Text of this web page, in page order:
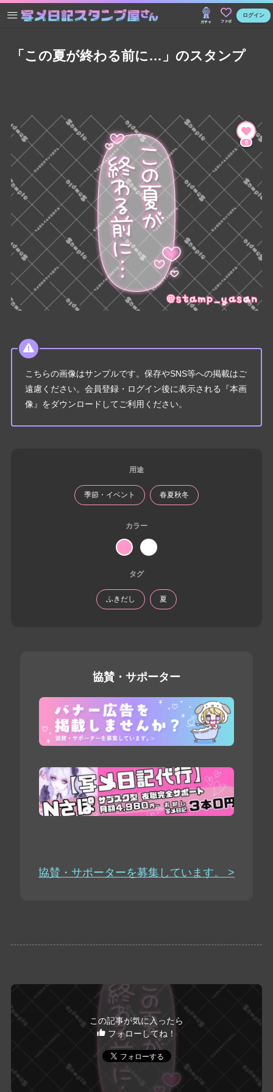
ガチャ ファボ
ログイン
「この夏が終わる前に…」のスタンプ
0
こちらの画像はサンプルです。保存やSNS等への掲載はご
遠慮ください。会員登録・ログイン後に表示される『本画
像』をダウンロードしてご利用ください。
用途
季節・イベント 春夏秋冬
カラー
タグ
ふきだし 夏
協賛・サポーター
協賛・サポーターを募集しています。 >
この記事が気に入ったら
フォローしてね！